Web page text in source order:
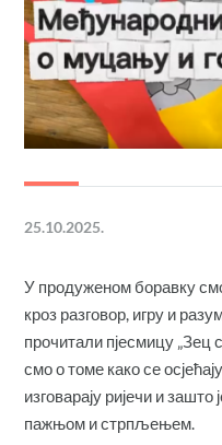
25.10.2025.
У продуженом боравку
кроз разговор, игру и
прочитали пјесмицу „Зец
смо о томе како се
изговарају ријечи и
пажњом и стрпљењем.